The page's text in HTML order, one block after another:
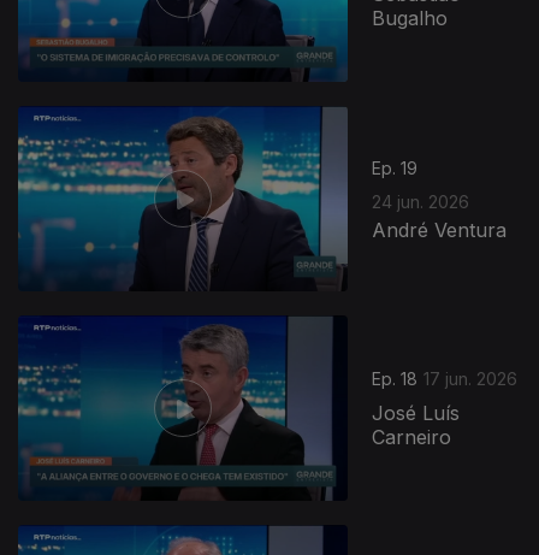
Bugalho
Ep. 19
24 jun. 2026
André Ventura
Ep. 18 17 jun. 2026
José Luís
Carneiro